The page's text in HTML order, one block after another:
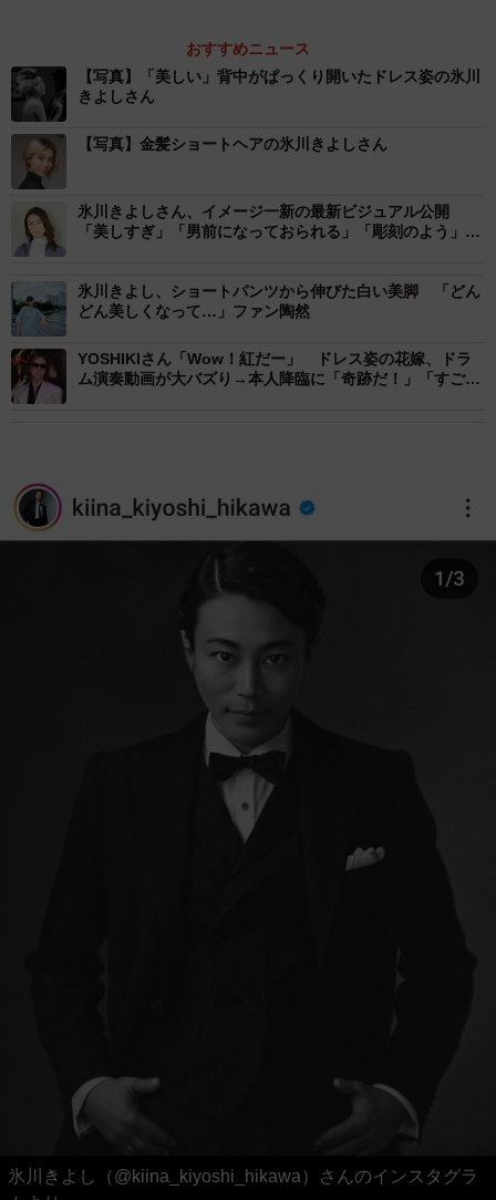
おすすめニュース
【写真】「美しい」背中がぱっくり開いたドレス姿の氷川
きよしさん
【写真】金髪ショートヘアの氷川きよしさん
氷川きよしさん、イメージ一新の最新ビジュアル公開
「美しすぎ」「男前になっておられる」「彫刻のよう」と
氷川きよし、ショートパンツから伸びた白い美脚 「どん
どん美しくなって…」ファン陶然
YOSHIKIさん「Wow！紅だー」 ドレス姿の花嫁、ドラ
ム演奏動画が大バズり→本人降臨に「奇跡だ！」「すごす
氷川きよし（@kiina_kiyoshi_hikawa）さんのインスタグラ